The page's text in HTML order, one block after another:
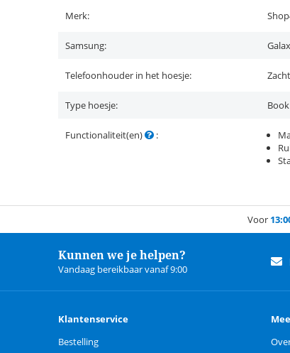
Merk:
Samsung:
Telefoonhouder in het hoesje:
Type hoesje:
Functionaliteit(en) :
Voor
Kunnen we je helpen?
Vandaag bereikbaar vanaf 9:00
Klantenservice
Bestelling